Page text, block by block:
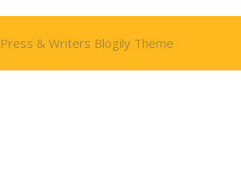
& Writers Blogily Theme